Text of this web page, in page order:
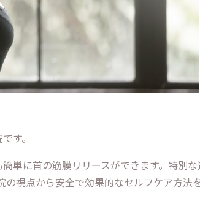
す。
単に首の筋膜リリースができます。特別
視点から安全で効果的なセルフケア方法